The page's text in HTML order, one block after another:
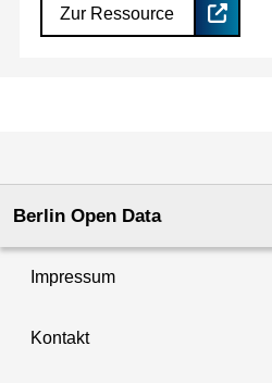
Zur Ressource
Berlin Open Data
Impressum
Kontakt